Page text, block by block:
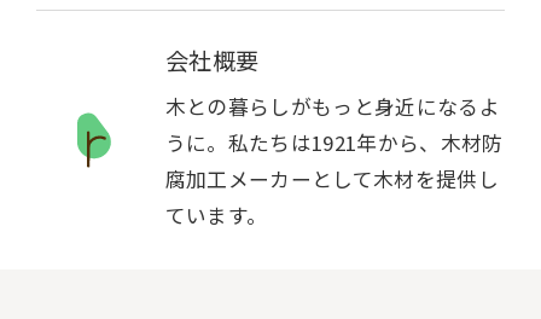
会社概要
木との暮らしがもっと身近になるよ
うに。私たちは1921年から、木材防
腐加工メーカーとして木材を提供し
ています。